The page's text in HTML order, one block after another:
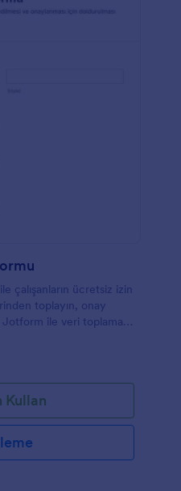
çalışanların ücretsiz izin
toplayın, onay
Jotform ile veri toplama
Kullan